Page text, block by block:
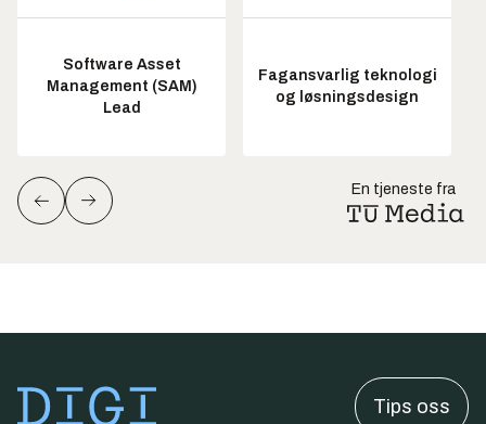
Software Asset
Management (SAM)
Lead
Fagansvarlig teknologi
og løsningsdesign
En tjeneste fra
Tips oss